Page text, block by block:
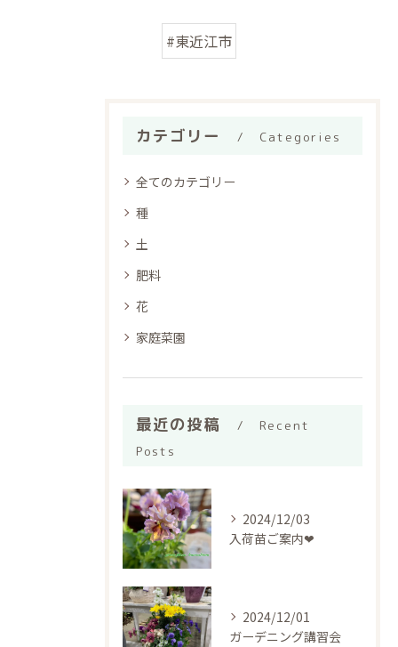
#東近江市
カテゴリー Categories
全てのカテゴリー
種
土
肥料
花
家庭菜園
最近の投稿
Recent
Posts
2024/12/03
入荷苗ご案内❤︎
2024/12/01
ガーデニング講習会